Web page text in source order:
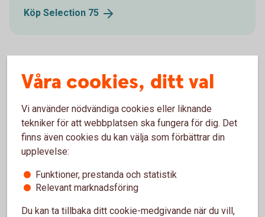
Köp Selection 75
Djärv
För dig är det avkastning som gäller och du ser inget
problem med att riskera en del av dina sparpengar
Risknivå:Medel
Våra cookies, ditt val
Vi använder nödvändiga cookies eller liknande
tekniker för att webbplatsen ska fungera för dig. Det
finns även cookies du kan välja som förbättrar din
upplevelse:
Funktioner, prestanda och statistik
Relevant marknadsföring
Du kan ta tillbaka ditt cookie-medgivande när du vill,